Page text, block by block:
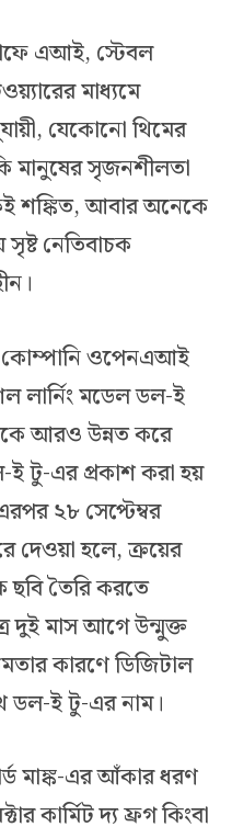
এআই, স্টেবল
মাধ্যমে
যেকোনো থিমের
মানুষের সৃজনশীলতা
শঙ্কিত, আবার অনেকে
নেতিবাচক
কোম্পানি ওপেনএআই
লার্নিং মডেল ডল-ই
আরও উন্নত করে
টু-এর প্রকাশ করা হয়
২৮ সেপ্টেম্বর
দেওয়া হলে, ক্রয়ের
ছবি তৈরি করতে
দুই মাস আগে উন্মুক্ত
কারণে ডিজিটাল
ডল-ই টু-এর নাম।
মাঙ্ক-এর আঁকার ধরণ
কার্মিট দ্য ফ্রগ কিংবা